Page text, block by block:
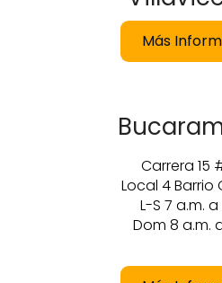
Más
Carrera 15
Local 4 Barrio
L-S 7 a.m.
Dom 8 a.m.